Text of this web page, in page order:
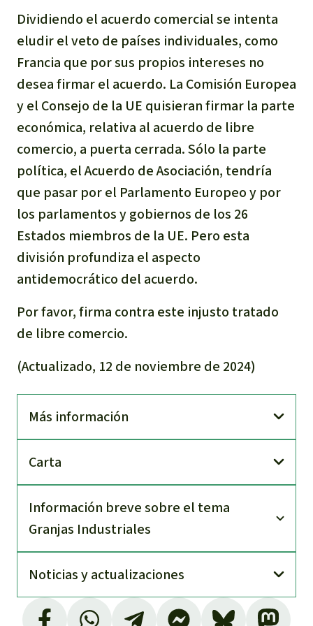
Dividiendo el acuerdo comercial se intenta
eludir el veto de países individuales, como
Francia que por sus propios intereses no
desea firmar el acuerdo. La Comisión Europea
y el Consejo de la UE quisieran firmar la parte
económica, relativa al acuerdo de libre
comercio, a puerta cerrada. Sólo la parte
política, el Acuerdo de Asociación, tendría
que pasar por el Parlamento Europeo y por
los parlamentos y gobiernos de los 26
Estados miembros de la UE. Pero esta
división profundiza el aspecto
antidemocrático del acuerdo.
Por favor, firma contra este injusto tratado
de libre comercio.
(Actualizado, 12 de noviembre de 2024)
Más información
Carta
Información breve sobre el tema
Granjas Industriales
Noti­cias y actuali­zaciones
Sobre el Acuerdo de Comercio EU Mercosur: